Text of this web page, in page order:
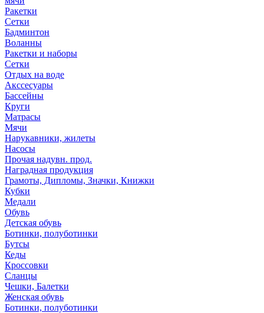
Ракетки
Сетки
Бадминтон
Воланны
Ракетки и наборы
Сетки
Отдых на воде
Акссесуары
Бассейны
Круги
Матрасы
Мячи
Нарукавники, жилеты
Насосы
Прочая надувн. прод.
Наградная продукция
Грамоты, Дипломы, Значки, Книжки
Кубки
Медали
Обувь
Детская обувь
Ботинки, полуботинки
Бутсы
Кеды
Кроссовки
Сланцы
Чешки, Балетки
Женская обувь
Ботинки, полуботинки